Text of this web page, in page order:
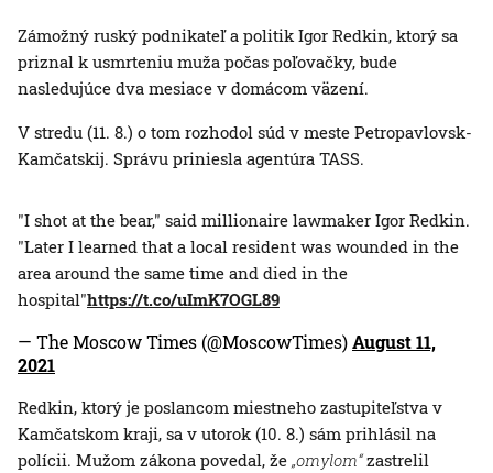
Zámožný ruský podnikateľ a politik Igor Redkin, ktorý sa
priznal k usmrteniu muža počas poľovačky, bude
nasledujúce dva mesiace v domácom väzení.
V stredu (11. 8.) o tom rozhodol súd v meste Petropavlovsk-
Kamčatskij. Správu priniesla agentúra TASS.
"I shot at the bear," said millionaire lawmaker Igor Redkin.
"Later I learned that a local resident was wounded in the
area around the same time and died in the
hospital"https://t.co/uImK7OGL89
— The Moscow Times (@MoscowTimes)August 11,
2021
Redkin, ktorý je poslancom miestneho zastupiteľstva v
Kamčatskom kraji, sa v utorok (10. 8.) sám prihlásil na
polícii. Mužom zákona povedal, že „omylom“zastrelil